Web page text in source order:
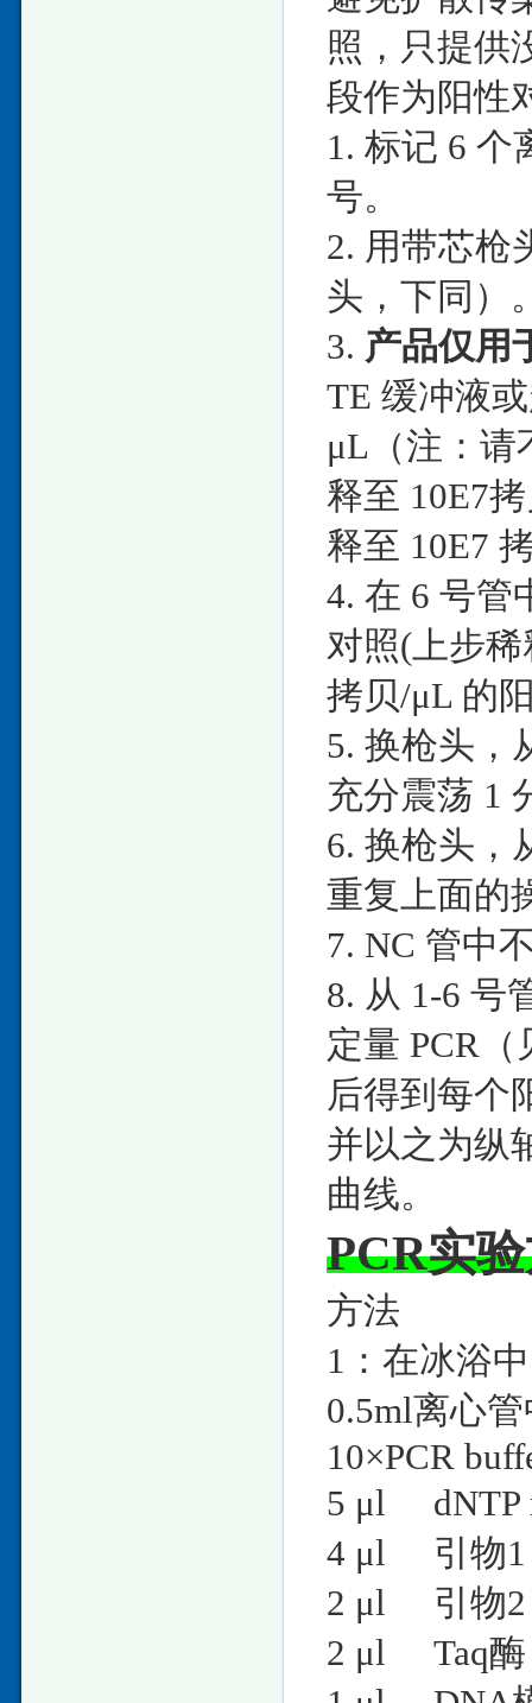
照，只提供
段作为阳性
1. 标记 6 个
号。
2. 用带芯枪
头，下同）
3. 产品仅用
TE 缓冲液
μL（注：请
释至 10E7
释至 10E7
4. 在 6 号管
对照(上步稀
拷贝/μL 的
5. 换枪头，
充分震荡 1
6. 换枪头，
重复上面的
7. NC 管中
8. 从 1-6 号
定量 PCR
后得到每个
并以之为纵
曲线。
PCR实
方法
1：在冰浴
0.5ml离心
5 μl
4 μl 引
2 μl 引
2 μl